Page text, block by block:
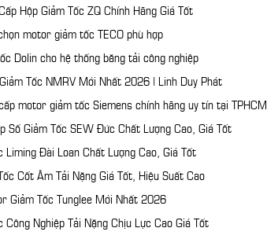
Hộp Giảm Tốc ZQ Chính Hãng Giá Tốt
motor giảm tốc TECO phù hợp
Dolin cho hệ thống băng tải công nghiệp
Tốc NMRV Mới Nhất 2026 | Linh Duy Phát
motor giảm tốc Siemens chính hãng uy tín tại TPHCM
Số Giảm Tốc SEW Đức Chất Lượng Cao, Giá Tốt
Liming Đài Loan Chất Lượng Cao, Giá Tốt
Cốt Âm Tải Nặng Giá Tốt, Hiệu Suất Cao
Giảm Tốc Tunglee Mới Nhất 2026
Công Nghiệp Tải Nặng Chịu Lực Cao Giá Tốt